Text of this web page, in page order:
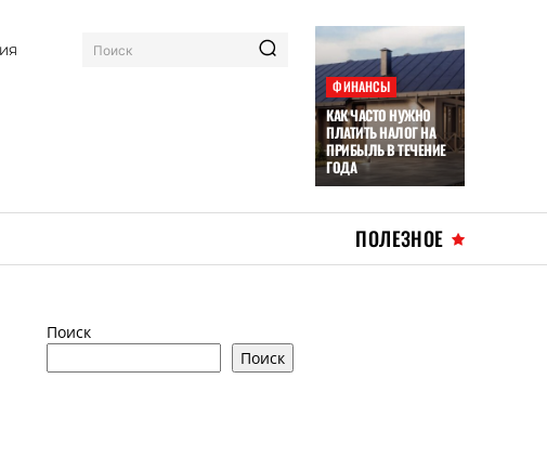
Поиск
ФИНАНСЫ
КАК ЧАСТО НУЖНО
ПЛАТИТЬ НАЛОГ НА
ПРИБЫЛЬ В ТЕЧЕНИЕ
ГОДА
ПОЛЕЗНОЕ
Поиск
Поиск